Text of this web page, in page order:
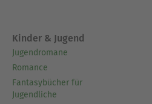
Kinder & Jugend
Jugendromane
Romance
Fantasybücher für
Jugendliche